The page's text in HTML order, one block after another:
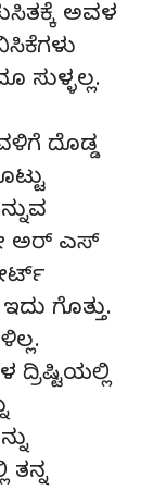
ಅವಳ
ಸುಳ್ಳಲ್ಲ.
ದೊಡ್ಡ
ಅರ್ ಎಸ್
ಗೊತ್ತು.
ದ್ರಿಷ್ಟಿಯಲ್ಲಿ